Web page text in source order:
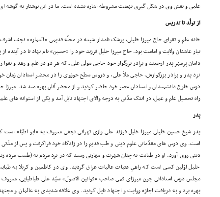
علمى و نقش وى در شکل گیرى نهضت مشروطه اشاره نشده است. ما در این نوشتار به گوشه اى
از تولّد تا تدریس
تبار عاشقان ولایت و امامت بود. حاج میرزا خلیل فرزند خود را «حسین» نام نهاد تا در آینده
دامان پرمهر پدر ارجمند و برادر بزرگوار خود حاجى مولى على ـ که هر دو در علم و زهد و تقوا
نزد پدر و برادر بزرگوارش، حاجى ملاّ على، و دروس سطح حوزوى را در محضر استادان زمان
درس خارج دانشمندان و استادان عصر خود حاضر گردید و از محضر آنان بهره مند شد.
راه تحصیل علم و عمل، در اندک مدّتى به درجه والاى اجتهاد نایل آمد و یکى از استوانه هاى
پدر
است. وى درس هاى مقدّماتى علوم دینى و طب قدیم را در زادگاه خود فراگرفت و پس از
دینى روى آورد. او در طبابت به چنان شهرت و مهارتى رسید که در نزد مردم به (طبیب مرده
خلیل اوّلین کسى است که راهىِ عتبات عالیات عراق گردید. وى در کاظمین و کربلا به
مجلس درس استادانى چون میرزاى قمى صاحب «قوانین الاصول» سیّد على طباطبایى،
بهره برد و به دریافت اجازه روایت و اجتهاد نایل گردید. وى علاقه شدیدى به عالمان و